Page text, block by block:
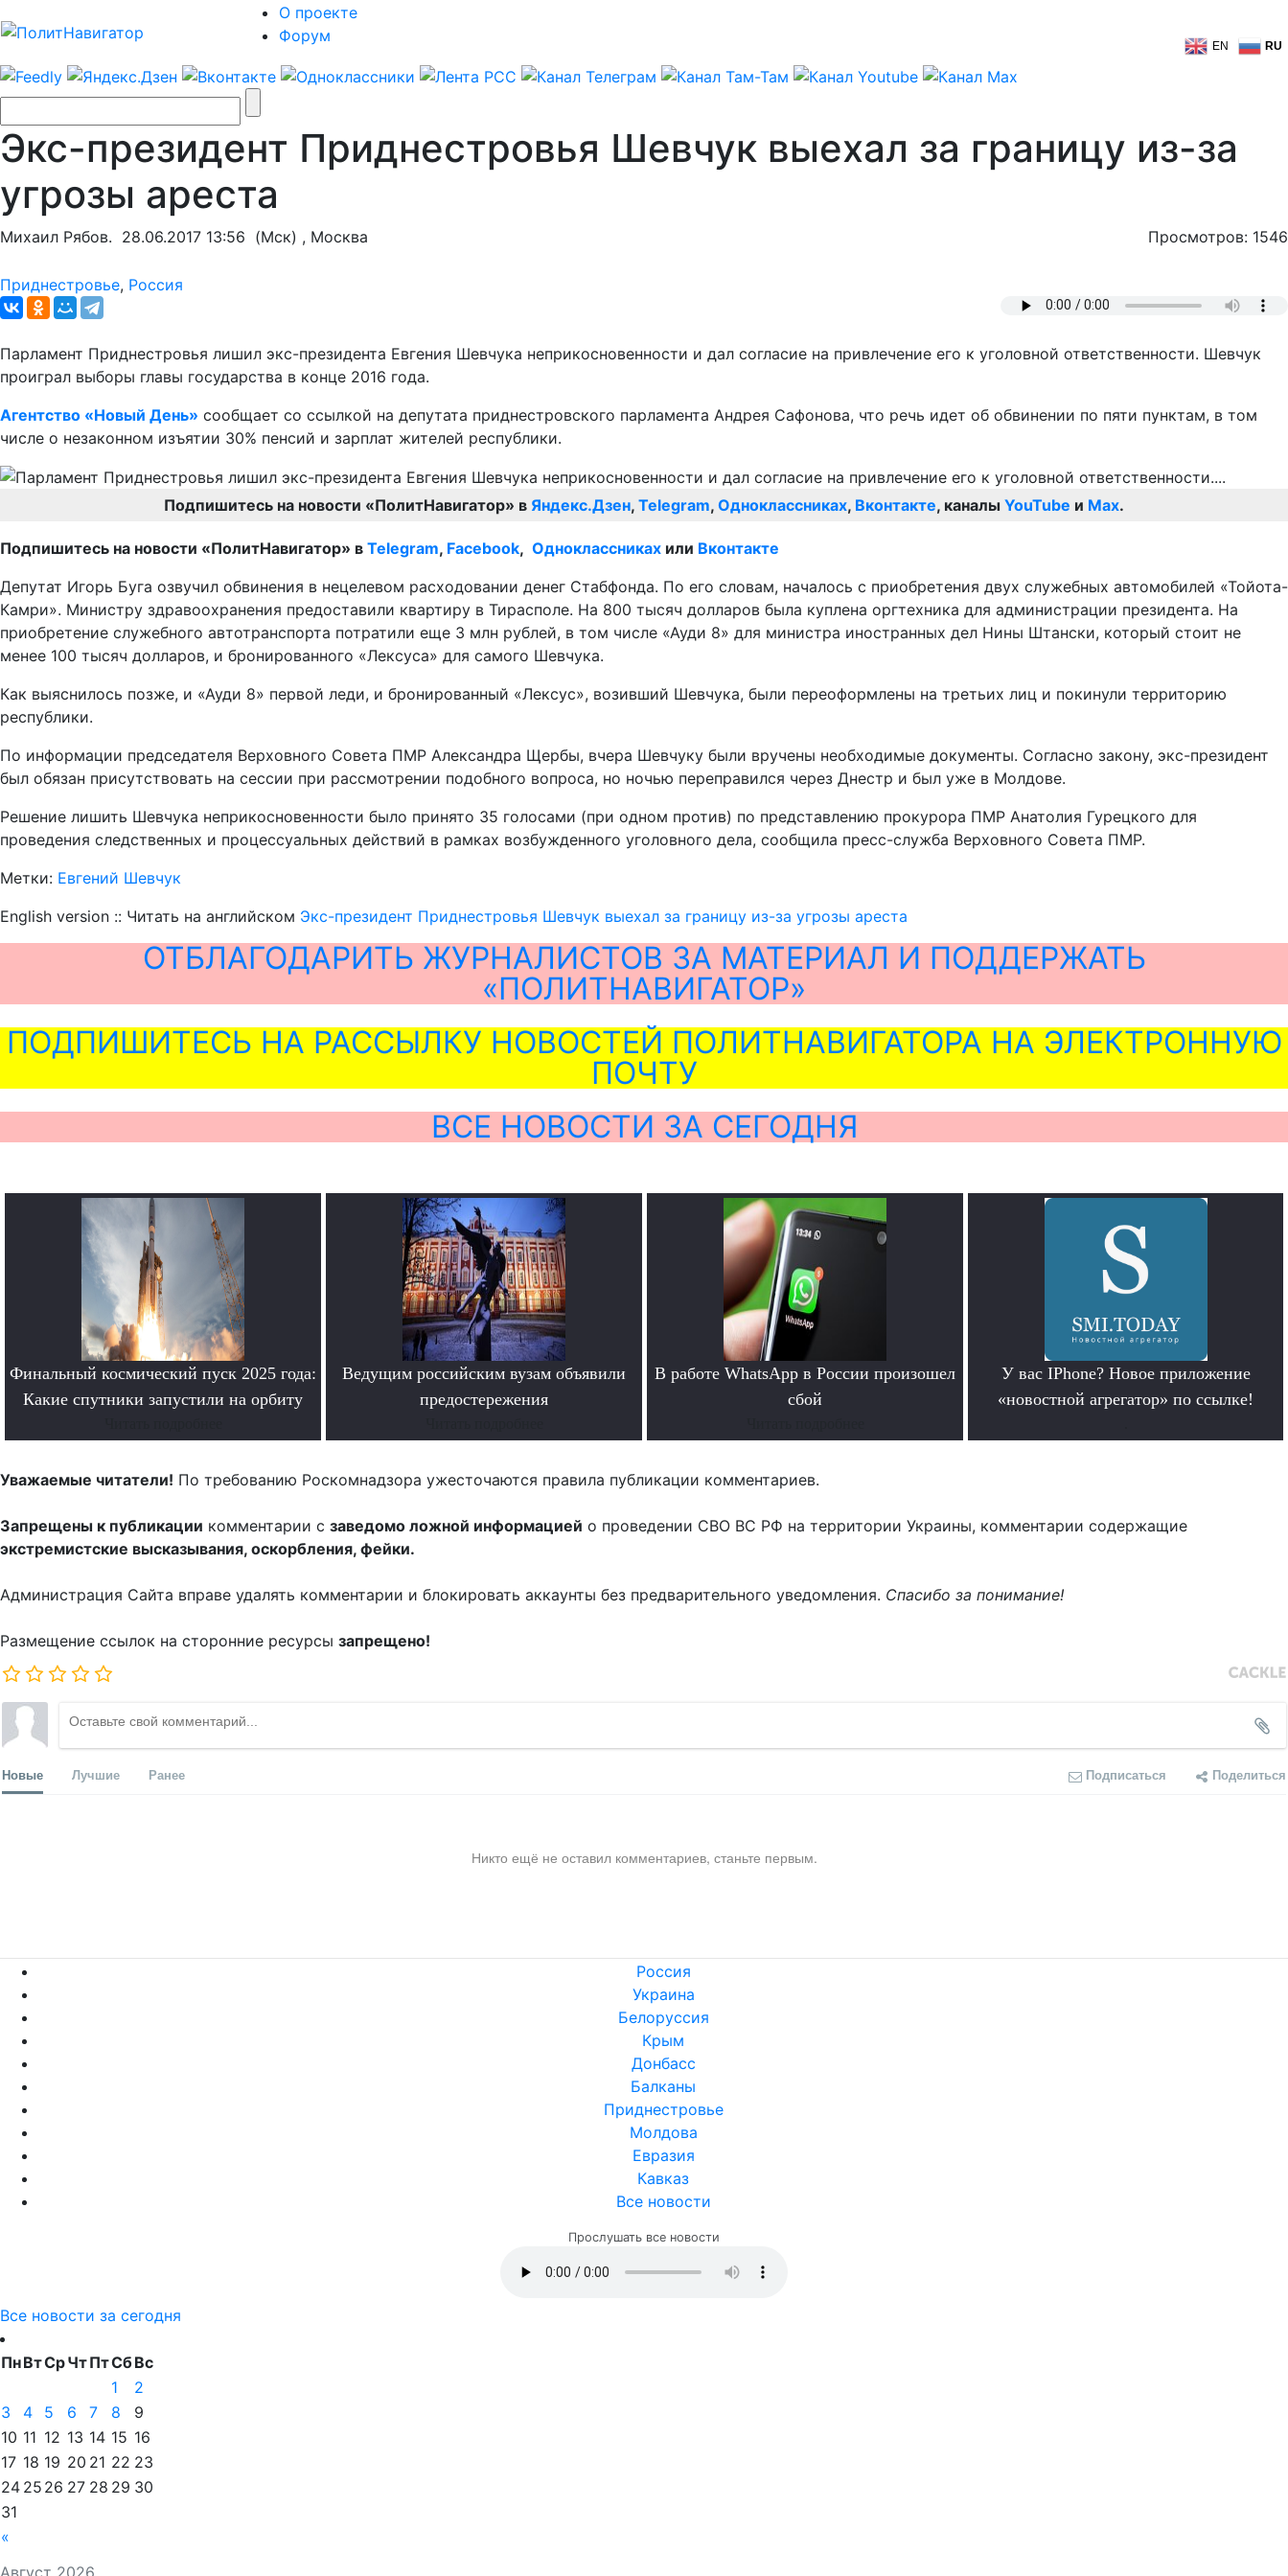
О проекте
Форум
EN RU
Экс-президент Приднестровья Шевчук выехал за границу из-за
угрозы ареста
Михаил Рябов. 28.06.2017 13:56 (Мск) , Москва Просмотров: 1546
Приднестровье, Россия
Парламент Приднестровья лишил экс-президента Евгения Шевчука неприкосновенности и дал согласие на привлечение его к уголовной ответственности. Шевчук
проиграл выборы главы государства в конце 2016 года.
Агентство «Новый День» сообщает со ссылкой на депутата приднестровского парламента Андрея Сафонова, что речь идет об обвинении по пяти пунктам, в том
числе о незаконном изъятии 30% пенсий и зарплат жителей республики.
Подпишитесь на новости «ПолитНавигатор» в Яндекс.Дзен, Telegram, Одноклассниках, Вконтакте, каналы YouTube и Max.
Подпишитесь на новости «ПолитНавигатор» в Telegram, Facebook, Одноклассниках или Вконтакте
Депутат Игорь Буга озвучил обвинения в нецелевом расходовании денег Стабфонда. По его словам, началось с приобретения двух служебных автомобилей «Тойота-
Камри». Министру здравоохранения предоставили квартиру в Тирасполе. На 800 тысяч долларов была куплена оргтехника для администрации президента. На
приобретение служебного автотранспорта потратили еще 3 млн рублей, в том числе «Ауди 8» для министра иностранных дел Нины Штански, который стоит не
менее 100 тысяч долларов, и бронированного «Лексуса» для самого Шевчука.
Как выяснилось позже, и «Ауди 8» первой леди, и бронированный «Лексус», возивший Шевчука, были переоформлены на третьих лиц и покинули территорию
республики.
По информации председателя Верховного Совета ПМР Александра Щербы, вчера Шевчуку были вручены необходимые документы. Согласно закону, экс-президент
был обязан присутствовать на сессии при рассмотрении подобного вопроса, но ночью переправился через Днестр и был уже в Молдове.
Решение лишить Шевчука неприкосновенности было принято 35 голосами (при одном против) по представлению прокурора ПМР Анатолия Гурецкого для
проведения следственных и процессуальных действий в рамках возбужденного уголовного дела, сообщила пресс-служба Верховного Совета ПМР.
Метки: Евгений Шевчук
English version :: Читать на английском Экс-президент Приднестровья Шевчук выехал за границу из-за угрозы ареста
ОТБЛАГОДАРИТЬ ЖУРНАЛИСТОВ ЗА МАТЕРИАЛ И ПОДДЕРЖАТЬ
«ПОЛИТНАВИГАТОР»
ПОДПИШИТЕСЬ НА РАССЫЛКУ НОВОСТЕЙ ПОЛИТНАВИГАТОРА НА ЭЛЕКТРОННУЮ
ПОЧТУ
ВСЕ НОВОСТИ ЗА СЕГОДНЯ
Финальный космический пуск 2025 года:
Какие спутники запустили на орбиту
Ведущим российским вузам объявили
предостережения
В работе WhatsApp в России произошел
сбой
У вас IPhone? Новое приложение
«новостной агрегатор» по ссылке!
Уважаемые читатели! По требованию Роскомнадзора ужесточаются правила публикации комментариев.
Запрещены к публикации комментарии с заведомо ложной информацией о проведении СВО ВС РФ на территории Украины, комментарии содержащие
экстремистские высказывания, оскорбления, фейки.
Администрация Сайта вправе удалять комментарии и блокировать аккаунты без предварительного уведомления. Спасибо за понимание!
Размещение ссылок на сторонние ресурсы запрещено!
Новые Лучшие Ранее Подписаться Поделиться
Никто ещё не оставил комментариев, станьте первым.
Россия
Украина
Белоруссия
Крым
Донбасс
Балканы
Приднестровье
Молдова
Евразия
Кавказ
Все новости
Прослушать все новости
Все новости за сегодня
ПнВтСрЧтПтСбВс
«
1
2
3
4 5 6 7 8
9
10 11 12 13 14 15 16
17 18 19 20 21 22 23
24 25 26 27 28 29 30
31